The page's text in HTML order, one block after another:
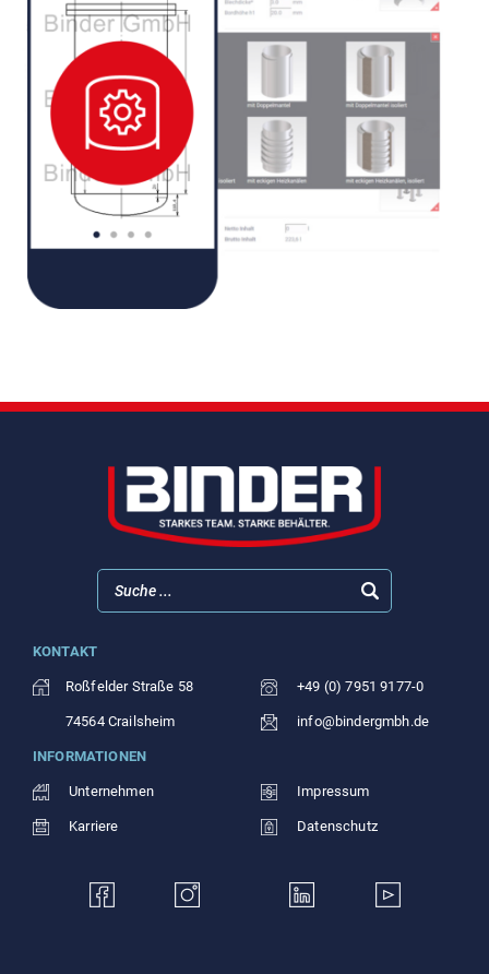
KONTAKT
Roßfelder Straße 58
74564 Crailsheim
+49 (0) 7951 9177-0
info@bindergmbh.de
INFORMATIONEN
Unternehmen
Karriere
Impressum
Datenschutz